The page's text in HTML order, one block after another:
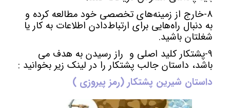
8-خارج از زمینه‌های تخصصی خود مطالعه کرده و
به دنبال راه‌هایی برای ارتباط‌دادن اطلاعات به کار یا
شغلتان باشید.
9-پشتکار کلید اصلی و راز رسیدن به هدف می
باشد، داستان جالب پشتکار را در لینک زیر بخوانید :
داستان شیرین پشتکار (رمز پیروزی )